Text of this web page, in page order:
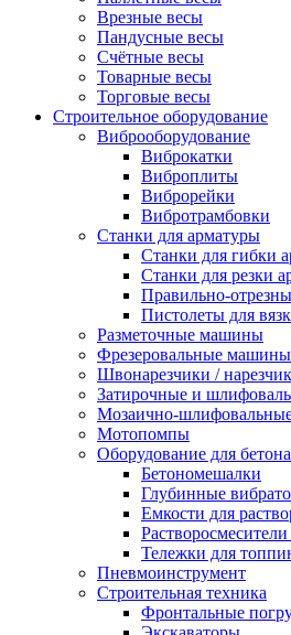
Врезные весы
Пандусные весы
Счётные весы
Товарные весы
Торговые весы
Строительное оборудование
Виброоборудование
Виброкатки
Виброплиты
Виброрейки
Вибротрамбовки
Станки для арматуры
Станки для гибки
Станки для резки
Правильно-
Пистолеты для
Разметочные машины
Фрезеровальные машины
Швонарезчики /
Затирочные и
Мозаично-
Мотопомпы
Оборудование для
Бетономешалки
Глубинные
Емкости для
Тележки для
Пневмоинструмент
Строительная техника
Фронтальные